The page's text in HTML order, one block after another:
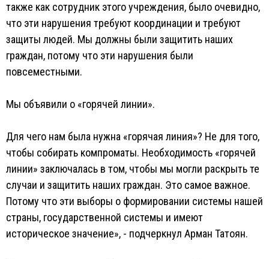
также как сотрудник этого учреждения, было очевидно,
что эти нарушения требуют координации и требуют
защиты людей. Мы должны были защитить наших
граждан, потому что эти нарушения были
повсеместными.
Мы объявили о «горячей линии».
Для чего нам была нужна «горячая линия»? Не для того,
чтобы собирать компроматы. Необходимость «горячей
линии» заключалась в том, чтобы мы могли раскрыть те
случаи и защитить наших граждан. Это самое важное.
Потому что эти выборы о формировании системы нашей
страны, государственной системы и имеют
историческое значение», - подчеркнул Арман Татоян.